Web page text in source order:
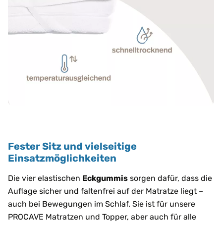
Fester Sitz und vielseitige
Einsatzmöglichkeiten
Die vier elastischen Eckgummis sorgen dafür, dass die
Auflage sicher und faltenfrei auf der Matratze liegt –
auch bei Bewegungen im Schlaf. Sie ist für unsere
PROCAVE Matratzen und Topper, aber auch für alle